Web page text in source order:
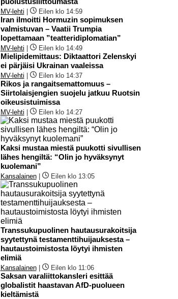
MV-lehti Eilen klo 14:59
Iran ilmoitti Hormuzin sopimuksen
valmistuvan – Vaatii Trumpia
lopettamaan ”teatteridiplomatian”
MV-lehti Eilen klo 14:49
Mielipidemittaus: Diktaattori Zelenskyi
ei pärjäisi Ukrainan vaaleissa
MV-lehti Eilen klo 14:37
Rikos ja rangaitsemattomuus –
Siirtolaisjengien suojelu jatkuu Ruotsin
oikeusistuimissa
MV-lehti Eilen klo 14:27
Kaksi mustaa miestä puukotti sivullisen
lähes hengiltä: “Olin jo hyväksynyt
kuolemani”
Kansalainen| Eilen klo 13:05
Transsukupuolinen hautausurakoitsija
syytettynä testamenttihuijauksesta –
hautaustoimistosta löytyi ihmisten
elimiä
Kansalainen| Eilen klo 11:06
Saksan varaliittokansleri esittää
globalistit haastavan AfD-puolueen
kieltämistä